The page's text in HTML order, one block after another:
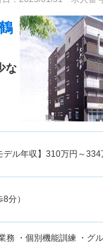
な
ル年収】 310万円～334
分）
務 ・個別機能訓練 ・グ